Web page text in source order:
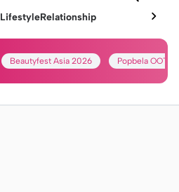
LifestyleRelationship
Beautyfest Asia 2026 Popbela OOTD